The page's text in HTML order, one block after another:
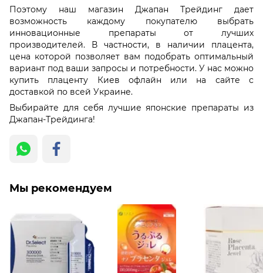
Поэтому наш магазин Джапан Трейдинг дает
возможность каждому покупателю выбрать
инновационные препараты от лучших
производителей. В частности, в наличии плацента,
цена которой позволяет вам подобрать оптимальный
вариант под ваши запросы и потребности. У нас можно
купить плаценту Киев офлайн или на сайте с
доставкой по всей Украине.
Выбирайте для себя лучшие японские препараты из
Джапан-Трейдинга!
Мы рекомендуем